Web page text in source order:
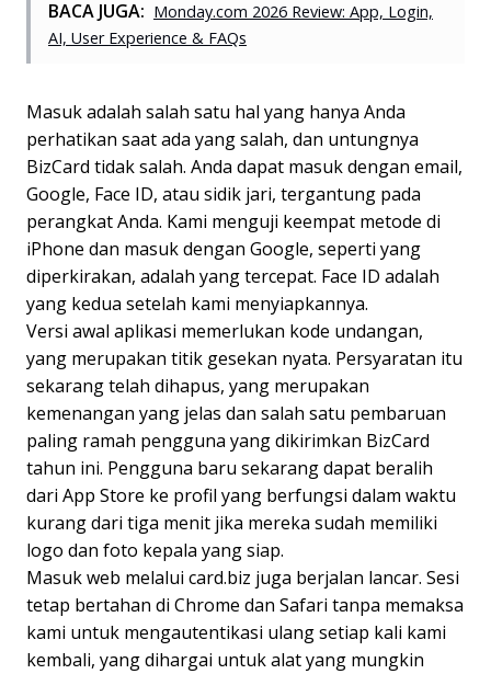
BACA JUGA: Monday.com 2026 Review: App, Login,
AI, User Experience & FAQs
Masuk adalah salah satu hal yang hanya Anda
perhatikan saat ada yang salah, dan untungnya
BizCard tidak salah. Anda dapat masuk dengan email,
Google, Face ID, atau sidik jari, tergantung pada
perangkat Anda. Kami menguji keempat metode di
iPhone dan masuk dengan Google, seperti yang
diperkirakan, adalah yang tercepat. Face ID adalah
yang kedua setelah kami menyiapkannya.
Versi awal aplikasi memerlukan kode undangan,
yang merupakan titik gesekan nyata. Persyaratan itu
sekarang telah dihapus, yang merupakan
kemenangan yang jelas dan salah satu pembaruan
paling ramah pengguna yang dikirimkan BizCard
tahun ini. Pengguna baru sekarang dapat beralih
dari App Store ke profil yang berfungsi dalam waktu
kurang dari tiga menit jika mereka sudah memiliki
logo dan foto kepala yang siap.
Masuk web melalui card.biz juga berjalan lancar. Sesi
tetap bertahan di Chrome dan Safari tanpa memaksa
kami untuk mengautentikasi ulang setiap kali kami
kembali, yang dihargai untuk alat yang mungkin